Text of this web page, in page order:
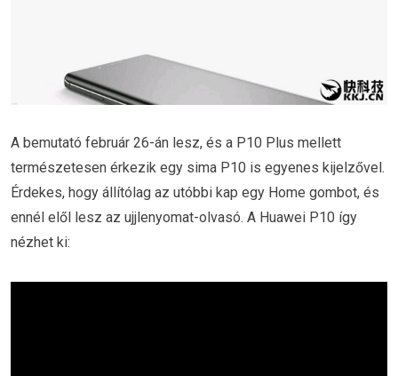
A bemutató február 26-án lesz, és a P10 Plus mellett
természetesen érkezik egy sima P10 is egyenes kijelzővel.
Érdekes, hogy állítólag az utóbbi kap egy Home gombot, és
ennél elől lesz az ujjlenyomat-olvasó. A Huawei P10 így
nézhet ki: